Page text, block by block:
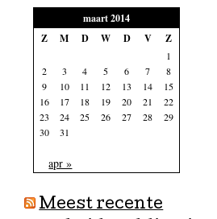
maart 2014
Z
M D W D V Z
1
2
3 4 5 6 7
8
9
10 11 12 13 14
15
16
17 18 19 20 21
22
23
24 25 26 27 28
29
30
31
apr »
Meest recente